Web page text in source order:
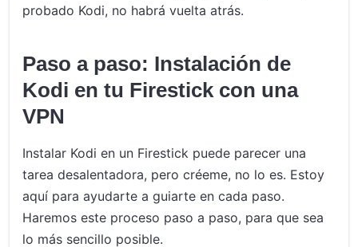
probado Kodi, no habrá vuelta atrás.
Paso a paso: Instalación de
Kodi en tu Firestick con una
VPN
Instalar Kodi en un Firestick puede parecer una
tarea desalentadora, pero créeme, no lo es. Estoy
aquí para ayudarte a guiarte en cada paso.
Haremos este proceso paso a paso, para que sea
lo más sencillo posible.